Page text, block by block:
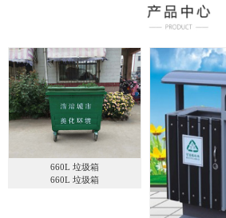
660L 垃圾箱
660L 垃圾箱